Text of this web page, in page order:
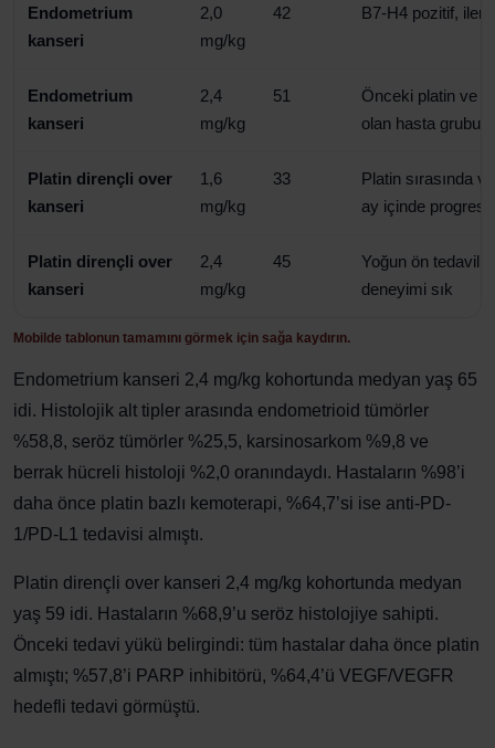
Endometrium
kanseri
2,0
mg/kg
42 B7-H4 pozitif, ileri
Endometrium
kanseri
2,4
mg/kg
51
Önceki platin ve
olan hasta grubu
Platin dirençli over
kanseri
1,6
mg/kg
33
Platin sırasında
ay içinde
Platin dirençli over
kanseri
2,4
mg/kg
45
Yoğun ön
deneyimi sık
Mobilde tablonun tamamını görmek için sağa kaydırın.
Endometrium kanseri 2,4 mg/kg kohortunda medyan yaş 65
idi. Histolojik alt tipler arasında endometrioid tümörler
%58,8, seröz tümörler %25,5, karsinosarkom %9,8 ve
berrak hücreli histoloji %2,0 oranındaydı. Hastaların %98’i
daha önce platin bazlı kemoterapi, %64,7’si ise anti-PD-
1/PD-L1 tedavisi almıştı.
Platin dirençli over kanseri 2,4 mg/kg kohortunda medyan
yaş 59 idi. Hastaların %68,9’u seröz histolojiye sahipti.
Önceki tedavi yükü belirgindi: tüm hastalar daha önce platin
almıştı; %57,8’i PARP inhibitörü, %64,4’ü VEGF/VEGFR
hedefli tedavi görmüştü.